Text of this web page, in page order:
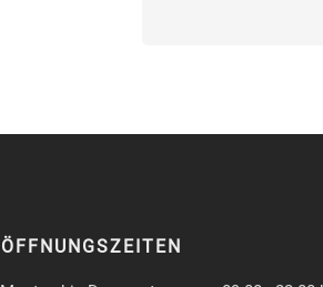
ÖFFNUNGSZEITEN